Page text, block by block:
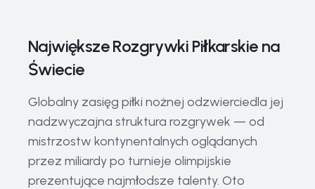
Największe Rozgrywki Piłkarskie na
Świecie
Globalny zasięg piłki nożnej odzwierciedla jej
nadzwyczajna struktura rozgrywek — od
mistrzostw kontynentalnych oglądanych
przez miliardy po turnieje olimpijskie
prezentujące najmłodsze talenty. Oto